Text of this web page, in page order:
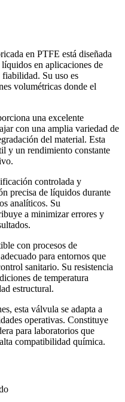
en PTFE está diseñada
en aplicaciones de
Su uso es
volumétricas donde el
una excelente
con una amplia variedad de
del material. Esta
y un rendimiento constante
controlada y
precisa de líquidos durante
analíticos. Su
a minimizar errores y
con procesos de
para entornos que
sanitario. Su resistencia
de temperatura
estructural.
esta válvula se adapta a
operativas. Constituye
para laboratorios que
compatibilidad química.